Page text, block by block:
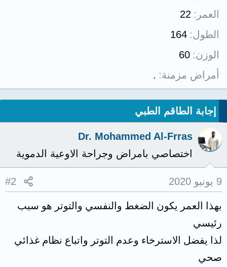
العمر
22
الطول 164
الوزن 60
أمراض مزمنة
.
إجابة الطاقم الطبي
Dr. Mohammed Al-Frras
اختصاصي بامراض وجراحة الاوعية الدموية
9 يونيو 2020 #2
بهذا العمر يكون الضغط والنفسي والتوتر هو سبب
رئيسي
لذا يفضل الاسترخاء وعدم التوتر واتباع نظام غذائي
صحي